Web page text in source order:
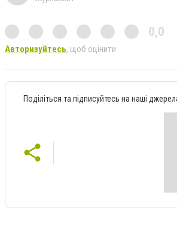
0,0
Авторизуйтесь, щоб оцінити
Поділіться та підписуйтесь на наші